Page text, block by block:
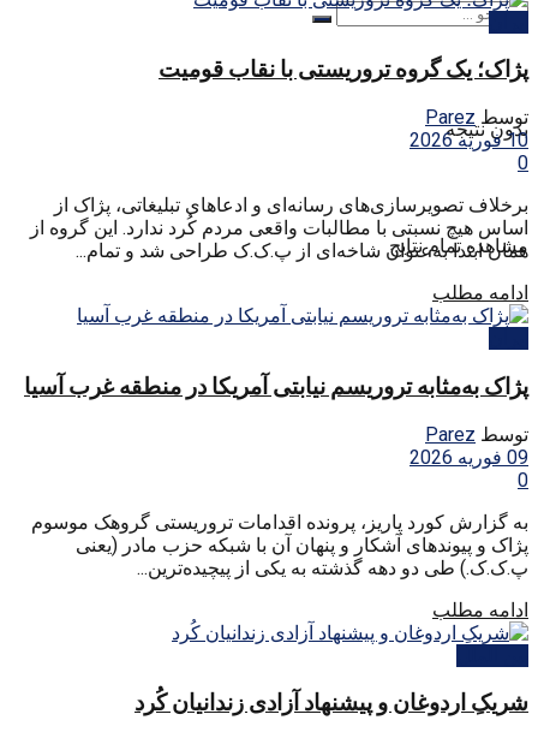
بدون نتیجه
مشاهده تمام نتایج
پژاک؛ یک گروه تروریستی با نقاب قومیت
توسط Parez
10 فوریه 2026
0
برخلاف تصویرسازی‌های رسانه‌ای و ادعاهای تبلیغاتی، پژاک از
اساس هیچ نسبتی با مطالبات واقعی مردم کُرد ندارد. این گروه از
همان ابتدا به‌عنوان شاخه‌ای از پ.ک.ک طراحی شد و تمام...
ادامه مطلب
پژاک به‌مثابه تروریسم نیابتی آمریکا در منطقه غرب آسیا
توسط Parez
09 فوریه 2026
0
به گزارش کورد پاریز، پرونده اقدامات تروریستی گروهک موسوم
پژاک و پیوندهای آشکار و پنهان آن با شبکه حزب مادر (یعنی
پ.ک.ک.) طی دو دهه گذشته به یکی از پیچیده‌ترین...
ادامه مطلب
شریکِ اردوغان و پیشنهاد آزادی زندانیان کُرد